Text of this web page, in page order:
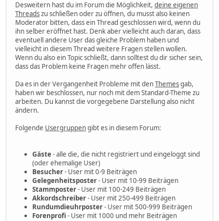
Desweitern hast du im Forum die Möglichkeit, deine eigenen
Threadszu schließen oder zu öffnen, du musst also keinen
Moderator bitten, dass ein Thread geschlossen wird, wenn du
ihn selber eröffnet hast. Denk aber vielleicht auch daran, dass
eventuell andere User das gleiche Problem haben und
vielleicht in diesem Thread weitere Fragen stellen wollen.
Wenn du also ein Topic schließt, dann solltest du dir sicher sein,
dass das Problem keine Fragen mehr offen lässt.
Da es in der Vergangenheit Probleme mit denThemesgab,
haben wir beschlossen, nur noch mit dem Standard-Theme zu
arbeiten. Du kannst die vorgegebene Darstellung also nicht
ändern.
Folgende Usergruppengibt es in diesem Forum:
Gäste- alle die, die nicht registriert und eingeloggt sind
(oder ehemalige User)
Besucher- User mit 0-9 Beiträgen
Gelegenheitsposter- User mit 10-99 Beiträgen
Stammposter- User mit 100-249 Beiträgen
Akkordschreiber- User mit 250-499 Beiträgen
Rundumdieuhrposter- User mit 500-999 Beiträgen
Forenprofi- User mit 1000 und mehr Beiträgen